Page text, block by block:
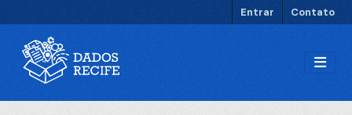
Entrar Contato